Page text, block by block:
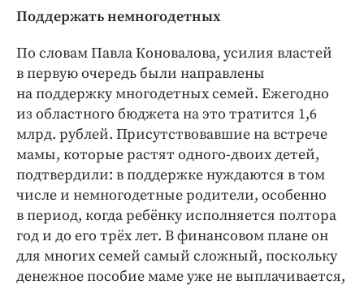
Поддержать немногодетных
По словам Павла Коновалова, усилия властей
в первую очередь были направлены
на поддержку многодетных семей. Ежегодно
из областного бюджета на это тратится 1,6
млрд. рублей. Присутствовавшие на встрече
мамы, которые растят одного-двоих детей,
подтвердили: в поддержке нуждаются в том
числе и немногодетные родители, особенно
в период, когда ребёнку исполняется полтора
год и до его трёх лет. В финансовом плане он
для многих семей самый сложный, поскольку
денежное пособие маме уже не выплачивается,